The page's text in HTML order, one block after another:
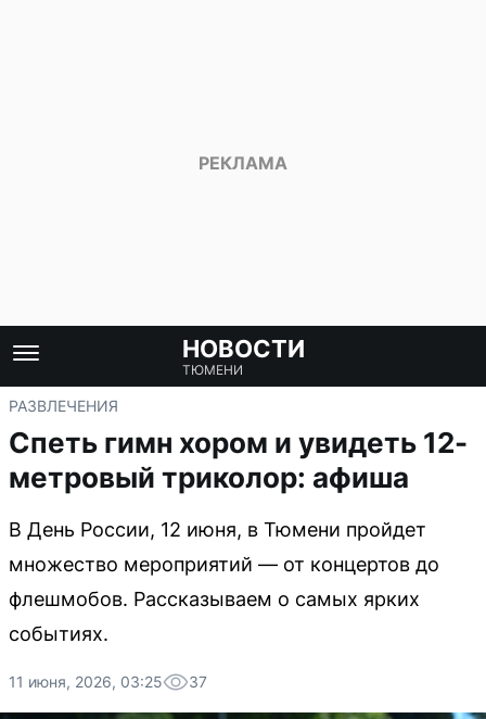
НОВОСТИ
ТЮМЕНИ
РАЗВЛЕЧЕНИЯ
Спеть гимн хором и увидеть 12-
метровый триколор: афиша
В День России, 12 июня, в Тюмени пройдет
множество мероприятий — от концертов до
флешмобов. Рассказываем о самых ярких
событиях.
11 июня, 2026, 03:25 37